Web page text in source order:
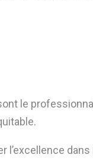
le
l’excellence